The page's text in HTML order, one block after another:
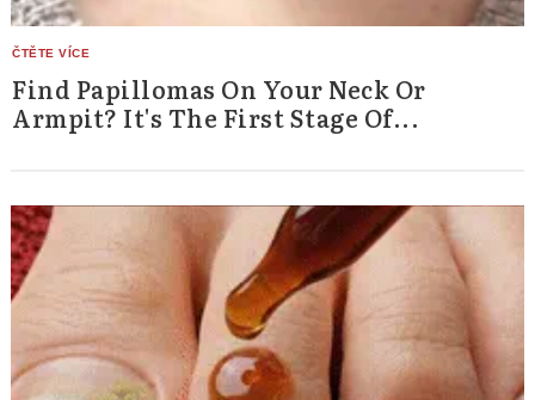
Find Papillomas On Your Neck Or
Armpit? It's The First Stage Of...